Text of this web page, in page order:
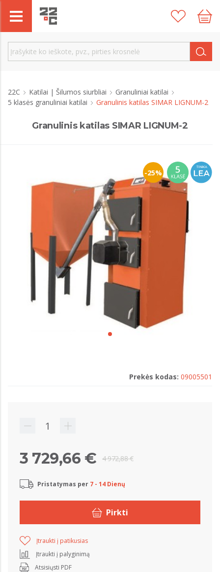
22C Katilai | Šilumos siurbliai
Granuliniai katilai
5 klasės granuliniai katilai
Granulinis katilas SIMAR LIGNUM-2
Granulinis katilas SIMAR LIGNUM-2
-25%
Prekės kodas: 09005501
4 972,88 €
3 729,66 €
Pristatymas per 7 - 14 Dienų
Pirkti
Įtraukti į patikusias
Įtraukti į palyginimą
Atsisiųsti PDF